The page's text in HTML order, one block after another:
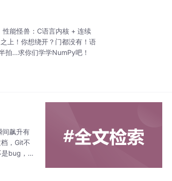
能怪兽：C语言内核 + 连续
上！你想绕开？门都没有！语
拍…求你们学学NumPy吧！
间飙升有
，Git不
bug，是